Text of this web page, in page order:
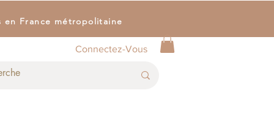
en France métropolitaine
Connectez-Vous